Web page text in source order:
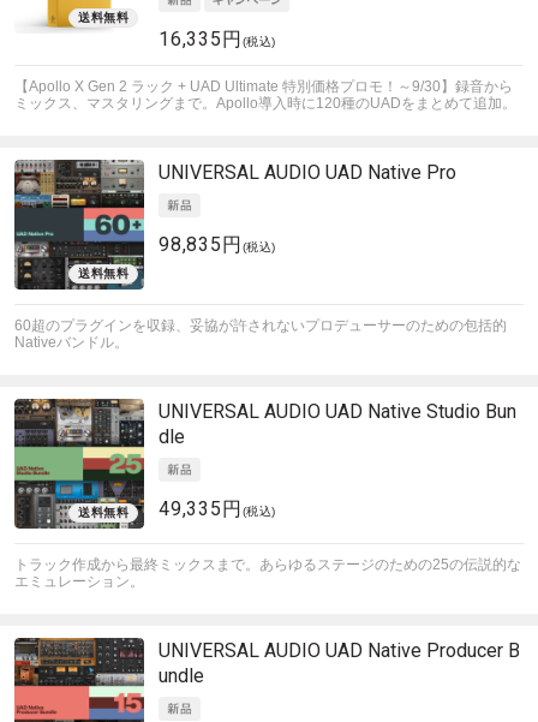
16,335円 (税込)
【Apollo X Gen 2 ラック + UAD Ultimate 特別価格プロモ！～9/30】録音から
ミックス、マスタリングまで。Apollo導入時に120種のUADをまとめて追加。
UNIVERSAL AUDIO UAD Native Pro
98,835円 (税込)
60超のプラグインを収録、妥協が許されないプロデューサーのための包括的
Nativeバンドル。
UNIVERSAL AUDIO UAD Native Studio Bun
dle
49,335円 (税込)
トラック作成から最終ミックスまで。あらゆるステージのための25の伝説的な
エミュレーション。
UNIVERSAL AUDIO UAD Native Producer B
undle